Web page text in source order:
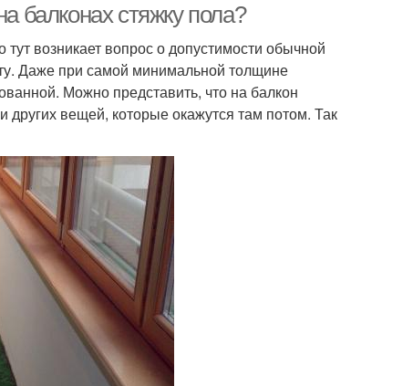
балконах стяжку пола?
возникает вопрос о допустимости обычной
Даже при самой минимальной толщине
Можно представить, что на балкон
вещей, которые окажутся там потом. Так